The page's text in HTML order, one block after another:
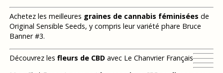
Achetez les meilleures graines de cannabis féminisées de
Original Sensible Seeds, y compris leur variété phare Bruce
Banner #3.
Découvrez les fleurs de CBDavec Le Chanvrier Français